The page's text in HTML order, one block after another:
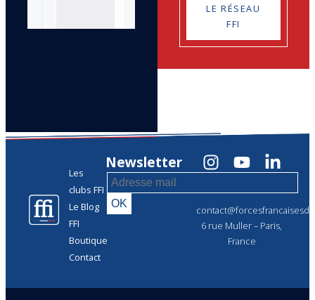
LE RÉSEAU
FFI
Les
clubs FFI
Le Blog
FFI
Boutique
Contact
6 rue Muller – Paris,
France
Newsletter